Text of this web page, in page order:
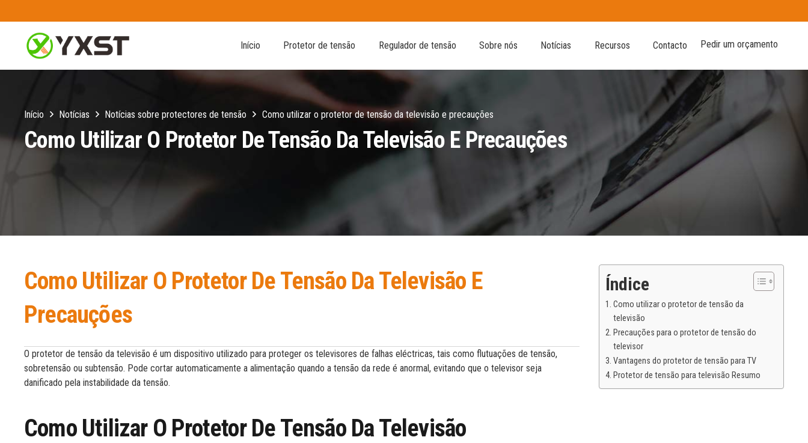
Início Protetor de tensão Regulador de tensão Sobre nós Notícias Recursos Contacto Pedir um orçamento
Início Notícias Notícias sobre protectores de tensão Como utilizar o protetor de tensão da televisão e precauções
Como Utilizar O Protetor De Tensão Da Televisão E Precauções
Como Utilizar O Protetor De Tensão Da Televisão E
Precauções
O protetor de tensão da televisão é um dispositivo utilizado para proteger os televisores de falhas eléctricas, tais como flutuações de tensão,
sobretensão ou subtensão. Pode cortar automaticamente a alimentação quando a tensão da rede é anormal, evitando que o televisor seja
danificado pela instabilidade da tensão.
Como Utilizar O Protetor De Tensão Da Televisão
Índice
Como utilizar o protetor de tensão da
televisão
Precauções para o protetor de tensão do
televisor
Vantagens do protetor de tensão para TV
Protetor de tensão para televisão Resumo